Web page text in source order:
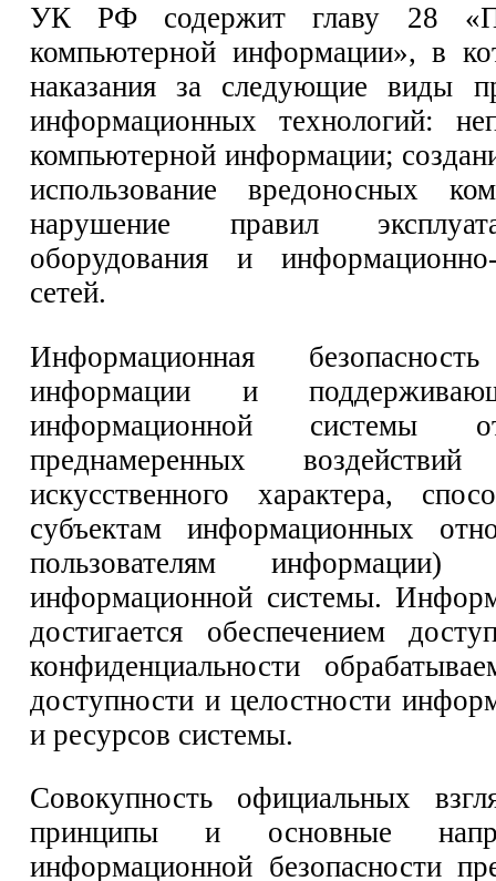
УК РФ содержит главу 28
компьютерной информации», в
наказания за следующие виды
информационных технологий:
компьютерной информации;
использование вредоносных
нарушение правил
оборудования и информационно-
сетей.
Информационная
информации и
информационной системы
преднамеренных
искусственного характера,
субъектам информационных
пользователям
информационной системы.
достигается обеспечением
конфиденциальности
доступности и целостности
и ресурсов системы.
Совокупность официальных
принципы и основные
информационной безопасности